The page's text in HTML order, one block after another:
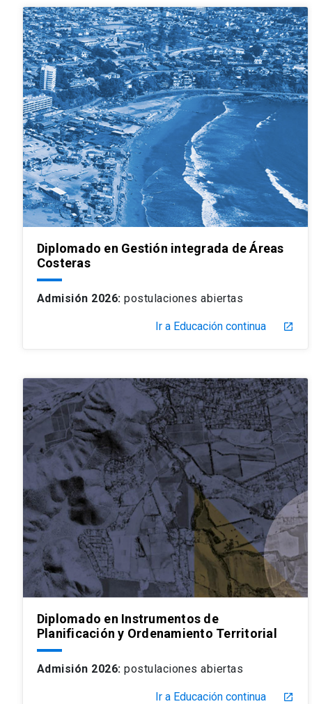
Diplomado en Gestión integrada de Áreas
Costeras
Admisión 2026: postulaciones abiertas
Ir a Educación continua launch
Diplomado en Instrumentos de
Planificación y Ordenamiento Territorial
Admisión 2026: postulaciones abiertas
Ir a Educación continua launch